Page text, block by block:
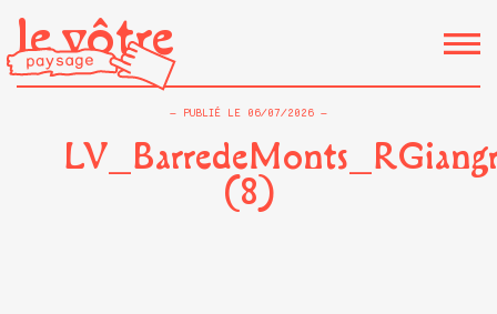
le vôtre
PUBLIÉ LE 06/07/2026
(8)